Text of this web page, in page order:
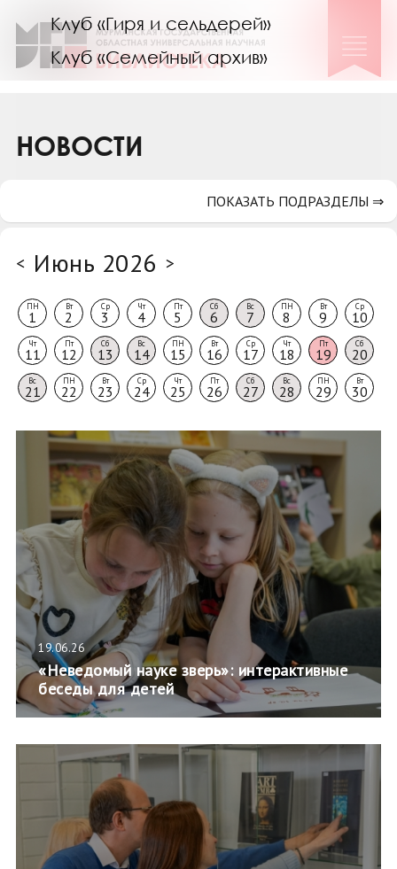
Клуб «Гиря и сельдерей»
Клуб «Семейный архив»
Коллегам
НОВОСТИ
< Июнь 2026 >
ПН
1
Вт
2
Ср
3
Чт
4
Пт
5
Сб
6
Вс
7
ПН
8
Вт
9
Ср
10
Чт
11
Пт
12
Сб
13
Вс
14
ПН
15
Вт
16
Ср
17
Чт
18
Пт
19
Сб
20
Вс
21
ПН
22
Вт
23
Ср
24
Чт
25
Пт
26
Сб
27
Вс
28
ПН
29
Вт
30
19.06.26
«Неведомый науке зверь»: интерактивные
беседы для детей
ПОКАЗАТЬ ПОДРАЗДЕЛЫ ⇒